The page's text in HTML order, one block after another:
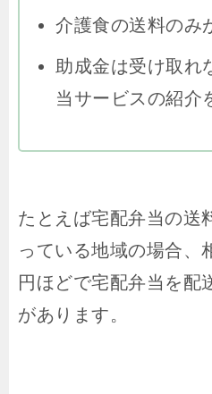
介護食の送料のみ
助成金は受け取れ
当サービスの紹介
たとえば宅配弁当の送
っている地域の場合、
円ほどで宅配弁当を配
があります。